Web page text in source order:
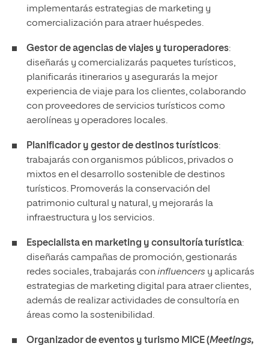
implementarás estrategias de marketing y
comercialización para atraer huéspedes.
Gestor de agencias de viajes y turoperadores:
diseñarás y comercializarás paquetes turísticos,
planificarás itinerarios y asegurarás la mejor
experiencia de viaje para los clientes, colaborando
con proveedores de servicios turísticos como
aerolíneas y operadores locales.
Planificador y gestor de destinos turísticos:
trabajarás con organismos públicos, privados o
mixtos en el desarrollo sostenible de destinos
turísticos. Promoverás la conservación del
patrimonio cultural y natural, y mejorarás la
infraestructura y los servicios.
Especialista en marketing y consultoría turística:
diseñarás campañas de promoción, gestionarás
redes sociales, trabajarás coninfluencers y aplicarás
estrategias de marketing digital para atraer clientes,
además de realizar actividades de consultoría en
áreas como la sostenibilidad.
Organizador de eventos y turismo MICE (Meetings,